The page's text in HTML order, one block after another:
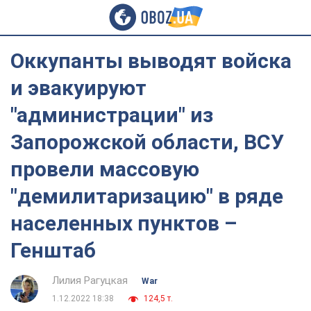
Оккупанты выводят войска
и эвакуируют
"администрации" из
Запорожской области, ВСУ
провели массовую
"демилитаризацию" в ряде
населенных пунктов –
Генштаб
Лилия Рагуцкая
War
1.12.2022 18:38
124,5 т.